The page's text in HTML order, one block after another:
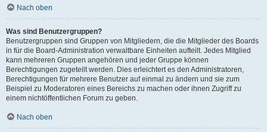
Nach oben
Was sind Benutzergruppen?
Benutzergruppen sind Gruppen von Mitgliedern, die die Mitglieder des Boards
in für die Board-Administration verwaltbare Einheiten aufteilt. Jedes Mitglied
kann mehreren Gruppen angehören und jeder Gruppe können
Berechtigungen zugeteilt werden. Dies erleichtert es den Administratoren,
Berechtigungen für mehrere Benutzer auf einmal zu ändern und sie zum
Beispiel zu Moderatoren eines Bereichs zu machen oder ihnen Zugriff zu
einem nichtöffentlichen Forum zu geben.
Nach oben